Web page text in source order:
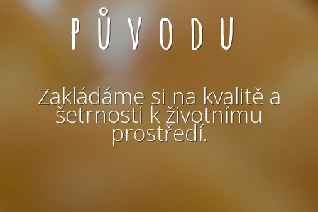
původu
Zakládáme si na kvalitě a
šetrnosti k životnímu
prostředí.